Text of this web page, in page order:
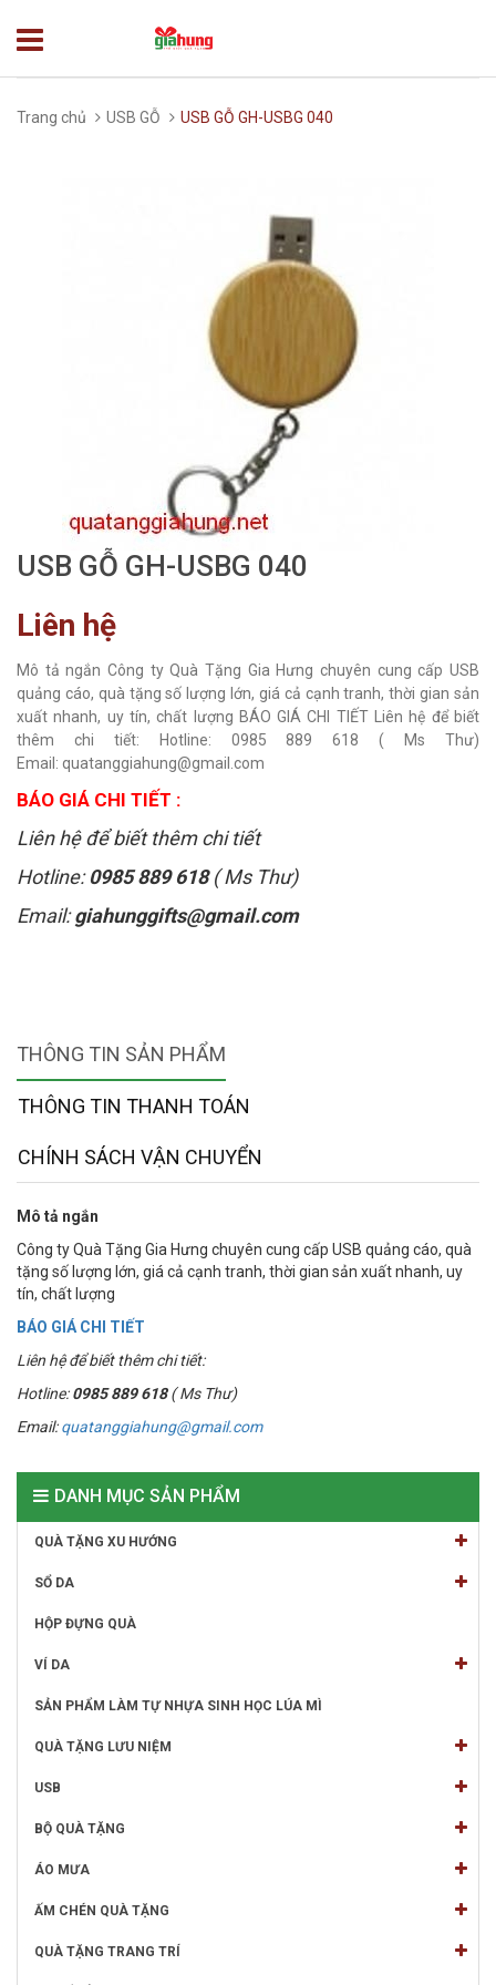
Trang chủ USB GỖ USB GỖ GH-USBG 040
USB GỖ GH-USBG 040
Liên hệ
Mô tả ngắn Công ty Quà Tặng Gia Hưng chuyên cung cấp USB
quảng cáo, quà tặng số lượng lớn, giá cả cạnh tranh, thời gian sản
xuất nhanh, uy tín, chất lượng BÁO GIÁ CHI TIẾT Liên hệ để biết
thêm chi tiết: Hotline: 0985 889 618 ( Ms Thư)
Email: quatanggiahung@gmail.com
BÁO GIÁ CHI TIẾT :
Liên hệ để biết thêm chi tiết
Hotline:0985 889 618( Ms Thư)
Email:giahunggifts@gmail.com
THÔNG TIN SẢN PHẨM
THÔNG TIN THANH TOÁN
CHÍNH SÁCH VẬN CHUYỂN
Mô tả ngắn
Công ty Quà Tặng Gia Hưng chuyên cung cấp USB quảng cáo, quà
tặng số lượng lớn, giá cả cạnh tranh, thời gian sản xuất nhanh, uy
tín, chất lượng
BÁO GIÁ CHI TIẾT
Liên hệ để biết thêm chi tiết:
Hotline: 0985 889 618 ( Ms Thư)
Email: quatanggiahung@gmail.com
DANH MỤC SẢN PHẨM
QUÀ TẶNG XU HƯỚNG
SỔ DA
HỘP ĐỰNG QUÀ
VÍ DA
SẢN PHẨM LÀM TỰ NHỰA SINH HỌC LÚA MÌ
QUÀ TẶNG LƯU NIỆM
USB
BỘ QUÀ TẶNG
ÁO MƯA
ẤM CHÉN QUÀ TẶNG
QUÀ TẶNG TRANG TRÍ